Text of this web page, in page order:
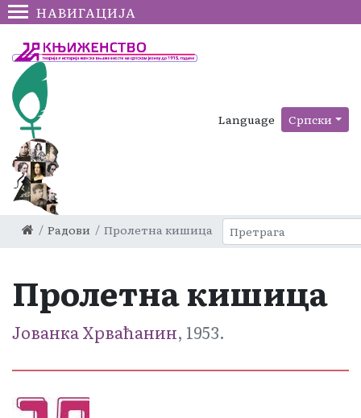
НАВИГАЦИЈА
Language Српски
Радови Пролетна кишица
Пролетна кишица
Јованка Хрваћанин, 1953.